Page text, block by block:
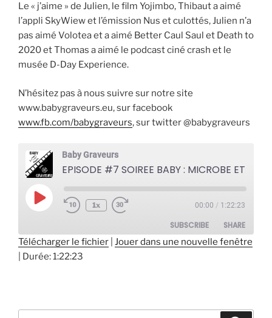
Le « j’aime » de Julien, le film Yojimbo, Thibaut a aimé
l’appli SkyWiew et l’émission Nus et culottés, Julien n’a
pas aimé Volotea et a aimé Better Caul Saul et Death to
2020 et Thomas a aimé le podcast ciné crash et le
musée D-Day Experience.
N’hésitez pas à nous suivre sur notre site
www.babygraveurs.eu, sur facebook
www.fb.com/babygraveurs, sur twitter @babygraveurs
Baby Graveurs
Play
Episode
1x 00:00 / 1:22:23
SUBSCRIBE SHARE
SHARE
EMBED
Télécharger le fichier Jouer dans une nouvelle fenêtre
Durée: 1:22:23